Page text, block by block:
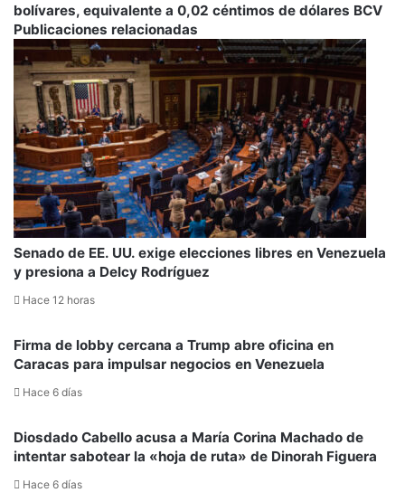
políticos
honran
en
vigilia
a
Víctor
Hugo
Quero
en
El
Helicoide
Bono
a
Docentes
por
el
Día
de
las
Madres:12,50
bolívares,
equivalente
a
0,02
céntimos
de
dólares
bolívares, equivalente a 0,02 céntimos de dólares BCV
Publicaciones relacionadas
Senado de EE. UU. exige elecciones libres en Venezuela
y presiona a Delcy Rodríguez
Hace 12 horas
Firma de lobby cercana a Trump abre oficina en
Caracas para impulsar negocios en Venezuela
Hace 6 días
Diosdado Cabello acusa a María Corina Machado de
intentar sabotear la «hoja de ruta» de Dinorah Figuera
Hace 6 días